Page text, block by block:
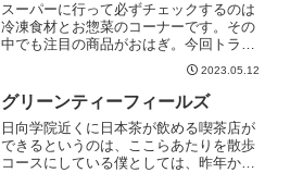
スーパーに行って必ずチェックするのは
冷凍食材とお惣菜のコーナーです。その
中でも注目の商品がおはぎ。今回トライ
アル店でおはぎが気になったので食べて
みることにしました。トライアル㈱明治
屋おはぎトライアル宮崎恒久店で購入値
段 240円1個、3個、...
2023.05.12
グリーンティーフィールズ
日向学院近くに日本茶が飲める喫茶店が
できるというのは、ここらあたりを散歩
コースにしている僕としては、昨年から